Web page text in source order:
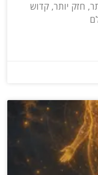
חזק יותר, קדוש